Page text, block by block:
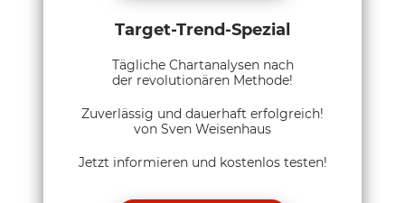
Target-Trend-Spezial
Tägliche Chartanalysen nach
der revolutionären Methode!
Zuverlässig und dauerhaft erfolgreich!
von Sven Weisenhaus
Jetzt informieren und kostenlos testen!